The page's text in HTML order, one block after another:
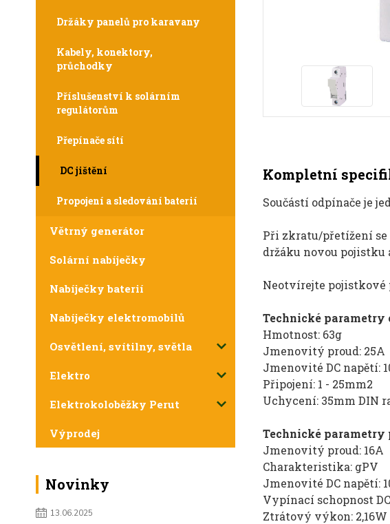
Držáky panelů pro karavany
Kabely, konektory,
průchodky
Příslušenství k solárním
regulátorům
Přepínače sítí
DC jištění
Propojení a sledování baterií
Větrný generátor
Solární nabíječky
Nabíječky baterií
Nabíječky elektromobilů
Osvětlení, svítilny, světla
Elektro
Elektrokoloběžky Perut
Výprodej
Novinky
13.06.2025
Kompletní
Součástí odpínače je
Při zkratu/přetížení
držáku novou pojistku
Neotvírejte pojistkové
Technické parametry
Hmotnost: 63g
Jmenovitý proud: 25A
Jmenovité DC napětí:
Připojení: 1 - 25mm2
Uchycení: 35mm DIN
Technické
Jmenovitý proud: 16A
Charakteristika: gPV
Jmenovité DC napětí:
Vypínací schopnost
Ztrátový výkon: 2,16W